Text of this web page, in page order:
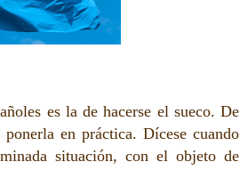
es la de hacerse el sueco. De
en práctica. Dícese cuando
situación, con el objeto de